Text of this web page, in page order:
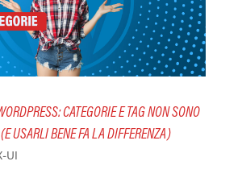
CATEGORIE E TAG NON SONO
USARLI BENE FA LA DIFFERENZA)
UI